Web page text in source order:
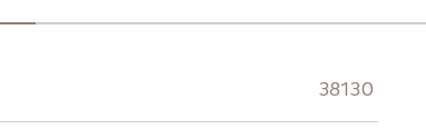
38130